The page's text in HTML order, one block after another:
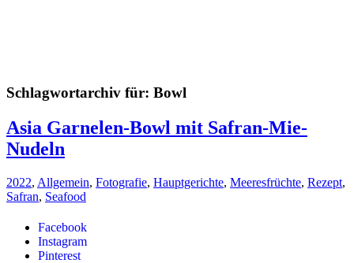
Facebook
Instagram
Pinterest
Schlagwortarchiv für: Bowl
Asia Garnelen-Bowl mit Safran-Mie-
Nudeln
2022, Allgemein, Fotografie, Hauptgerichte, Meeresfrüchte, Rezept,
Safran, Seafood